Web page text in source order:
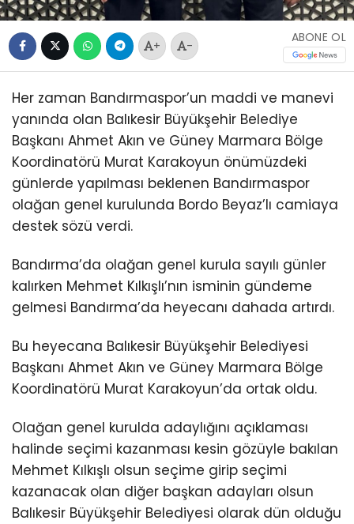
+ -
ABONE OL
Her zaman Bandırmaspor’un maddi ve manevi
yanında olan Balıkesir Büyükşehir Belediye
Başkanı Ahmet Akın ve Güney Marmara Bölge
Koordinatörü Murat Karakoyun önümüzdeki
günlerde yapılması beklenen Bandırmaspor
olağan genel kurulunda Bordo Beyaz’lı camiaya
destek sözü verdi.
Bandırma’da olağan genel kurula sayılı günler
kalırken Mehmet Kılkışlı’nın isminin gündeme
gelmesi Bandırma’da heyecanı dahada artırdı.
Bu heyecana Balıkesir Büyükşehir Belediyesi
Başkanı Ahmet Akın ve Güney Marmara Bölge
Koordinatörü Murat Karakoyun’da ortak oldu.
Olağan genel kurulda adaylığını açıklaması
halinde seçimi kazanması kesin gözüyle bakılan
Mehmet Kılkışlı olsun seçime girip seçimi
kazanacak olan diğer başkan adayları olsun
Balıkesir Büyükşehir Belediyesi olarak dün olduğu